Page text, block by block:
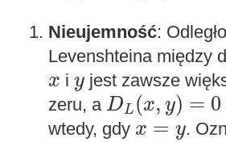
Nieujemność:
Levenshteina między
x
x i y
y jest zawsze
zeru, a DL (x, y) = 0
DL(x,y)= 0
wtedy, gdy x = y
x=y
.